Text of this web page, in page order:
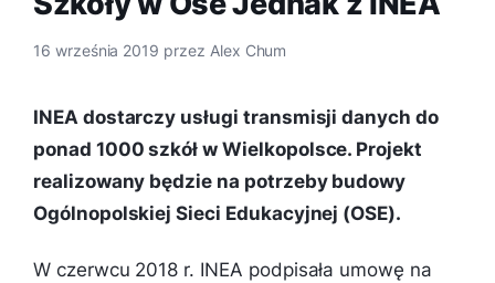
16 września 2019 przez Alex Chum
INEA dostarczy usługi transmisji danych do
ponad 1000 szkół w Wielkopolsce. Projekt
realizowany będzie na potrzeby budowy
Ogólnopolskiej Sieci Edukacyjnej (OSE).
W czerwcu 2018 r. INEA podpisała umowę na